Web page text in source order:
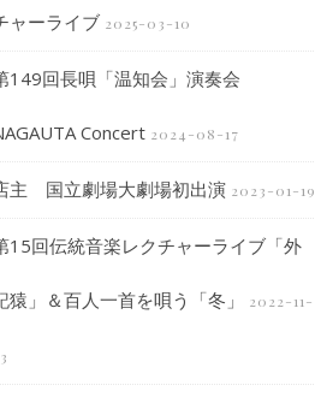
ャーライブ 2025-03-10
149回長唄「温知会」演奏会
Concert 2024-08-17
主 国立劇場大劇場初出演 2023-01-19
15回伝統音楽レクチャーライブ「外
猿」＆百人一首を唄う「冬」 2022-11-